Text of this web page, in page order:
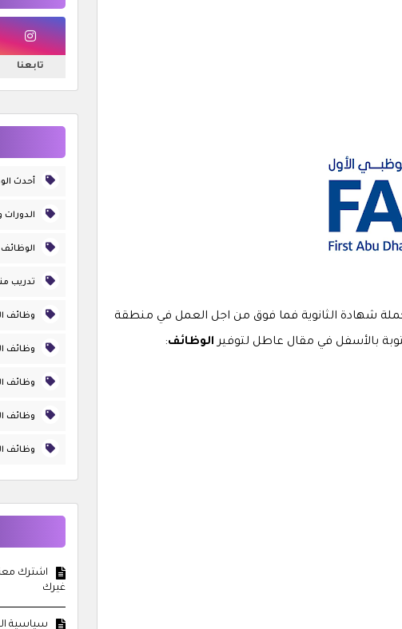
شهادة الثانوية فما فوق من اجل العمل في منطقة
بالأسفل في مقال عاطل لتوفير الوظائف:
تابعنا
أحدث
الدورات
الوظائف
تدريب
وظائف
وظائف
وظائف
وظائف
وظائف
اشترك
غيرك
سياسية